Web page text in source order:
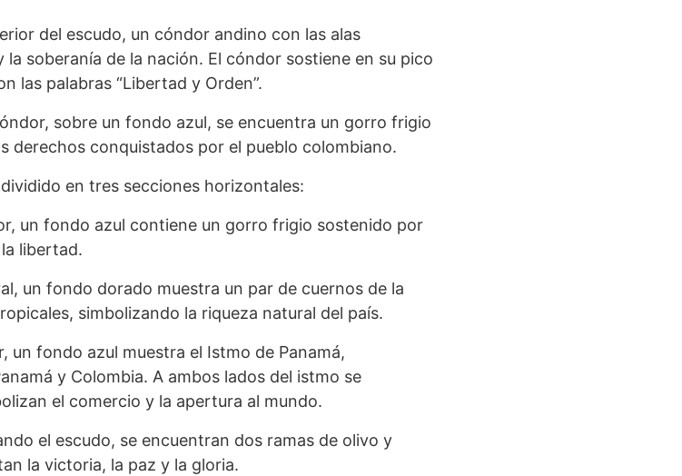
del escudo, un cóndor andino con las alas
soberanía de la nación. El cóndor sostiene en su pico
las palabras “Libertad y Orden”.
sobre un fondo azul, se encuentra un gorro frigio
derechos conquistados por el pueblo colombiano.
en tres secciones horizontales:
un fondo azul contiene un gorro frigio sostenido por
libertad.
un fondo dorado muestra un par de cuernos de la
simbolizando la riqueza natural del país.
un fondo azul muestra el Istmo de Panamá,
y Colombia. A ambos lados del istmo se
el comercio y la apertura al mundo.
el escudo, se encuentran dos ramas de olivo y
la victoria, la paz y la gloria.